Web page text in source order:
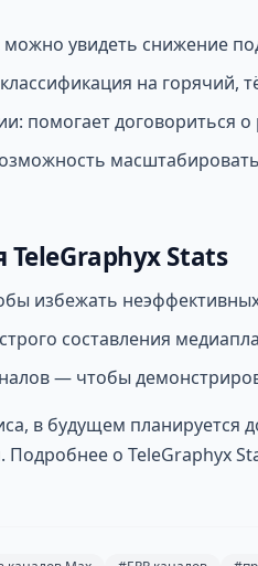
увидеть снижение
на горячий,
помогает договориться
Stats
избежать
составления
— чтобы
в будущем планируется
Подробнее о TeleGraphyx